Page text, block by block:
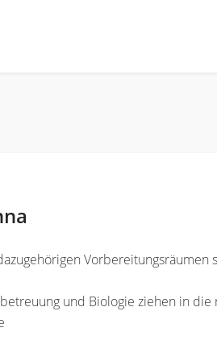
Vorbereitungsräumen
und Biologie ziehen in die